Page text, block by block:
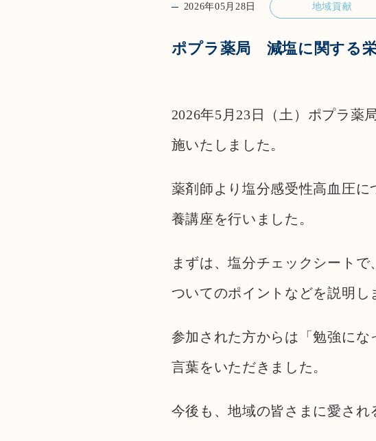
2026年05月28日 地域貢献
ポプラ薬局 減塩に関する
2026年5月23日（土）ポプラ薬
施いたしました。
薬剤師より塩分感受性高血圧
養講座を行いました。
まずは、塩分チェックシート
ついてのポイントなどを説明し
参加された方からは「勉強に
言葉をいただきました。
今後も、地域の皆さまに愛され